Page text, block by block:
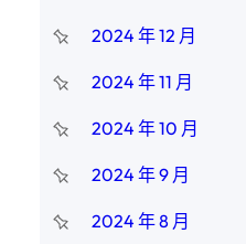
2024 年 12 月
2024 年 11 月
2024 年 10 月
2024 年 9 月
2024 年 8 月